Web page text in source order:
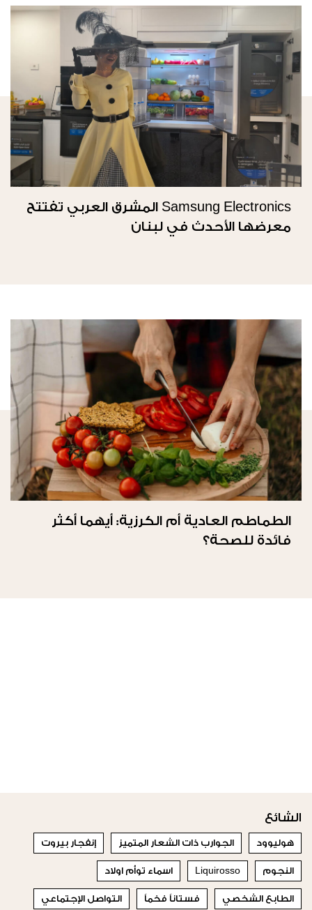
Samsung Electronics المشرق العربي تفتتح
معرضها الأحدث في لبنان
الطماطم العادية أم الكرزية: أيهما أكثر
فائدة للصحة؟
الشائع
هوليوود الجوارب ذات الشعار المتميز إنفجار بيروت
النجوم Liquirosso اسماء توأم اولاد
الطابع الشخصي فستاناً فخماً التواصل الإجتماعي